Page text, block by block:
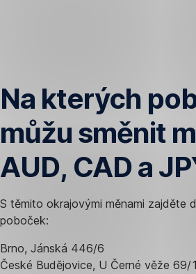
Na kterých
můžu směnit
AUD, CAD a
S těmito okrajovými měnami zajděte
poboček:
Brno, Jánská 446/6
České Budějovice, U Černé věže 69/1